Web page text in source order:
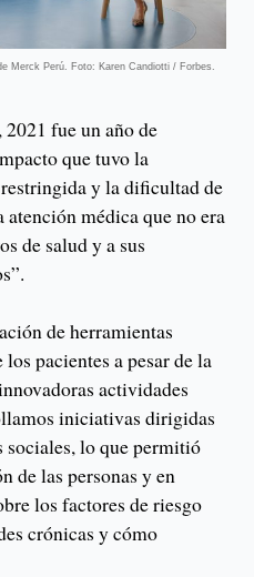
Merck Perú. Foto: Karen Candiotti / Forbes.
fue un año de
que tuvo la
y la dificultad de
atención médica que no era
de salud y a sus
de herramientas
pacientes a pesar de la
actividades
iniciativas dirigidas
sociales, lo que permitió
de las personas y en
los factores de riesgo
crónicas y cómo